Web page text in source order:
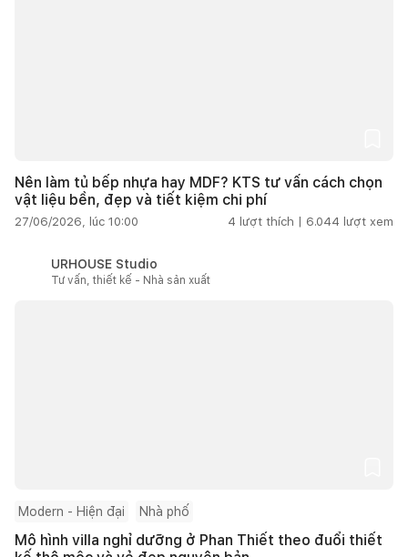
Nên làm tủ bếp nhựa hay MDF? KTS tư vấn cách chọn
vật liệu bền, đẹp và tiết kiệm chi phí
27/06/2026, lúc 10:00 4 lượt thích | 6.044 lượt xem
URHOUSE Studio
Tư vấn, thiết kế - Nhà sản xuất
Modern - Hiện đại Nhà phố
Mô hình villa nghỉ dưỡng ở Phan Thiết theo đuổi thiết